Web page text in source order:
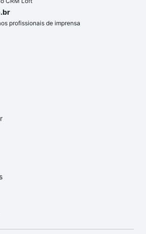
profissionais de imprensa